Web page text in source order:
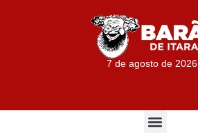
7 de agosto de 2026